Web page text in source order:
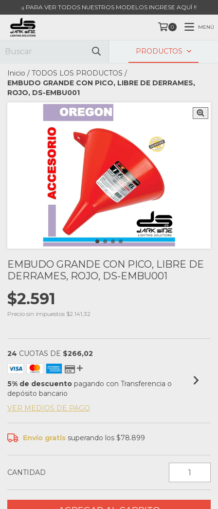
¡¡ PARA VER TODOS NUESTROS MODELOS INGRESE AQUÍ !!
0 MENÚ
PRODUCTOS
Inicio / TODOS LOS PRODUCTOS /
EMBUDO GRANDE CON PICO, LIBRE DE DERRAMES,
ROJO, DS-EMBU001
EMBUDO GRANDE CON PICO, LIBRE DE
DERRAMES, ROJO, DS-EMBU001
$2.591
Precio sin impuestos $2.141,32
24 CUOTAS DE $266,02
5% de descuento pagando con Transferencia o
depósito bancario
VER MEDIOS DE PAGO
Envío gratis superando los$78.899
CANTIDAD